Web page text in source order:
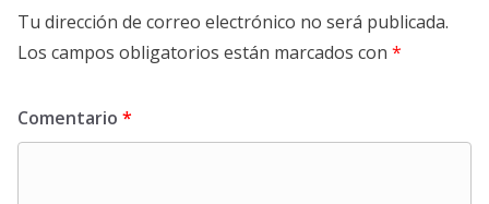
Tu dirección de correo electrónico no será publicada.
Los campos obligatorios están marcados con *
Comentario *